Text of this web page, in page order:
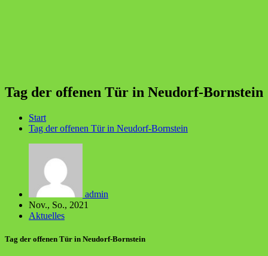
Tag der offenen Tür in Neudorf-Bornstein
Start
Tag der offenen Tür in Neudorf-Bornstein
admin
Nov., So., 2021
Aktuelles
Tag der offenen Tür in Neudorf-Bornstein